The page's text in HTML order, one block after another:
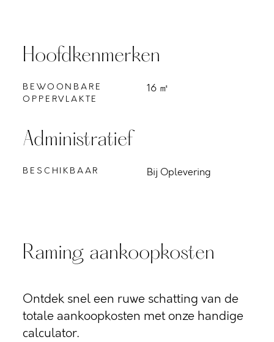
Hoofdkenmerken
BEWOONBARE
OPPERVLAKTE
16 ㎡
Administratief
BESCHIKBAAR Bij Oplevering
Raming aankoopkosten
Ontdek snel een ruwe schatting van de
totale aankoopkosten met onze handige
calculator.